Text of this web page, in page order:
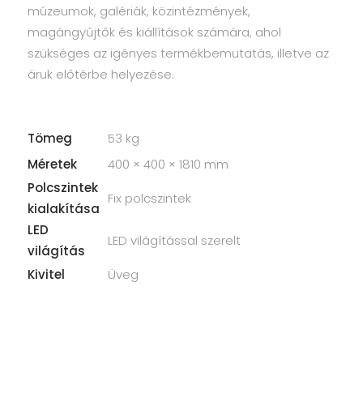
múzeumok, galériák, közintézmények,
magángyűjtők és kiállítások számára, ahol
szükséges az igényes termékbemutatás, illetve az
áruk előtérbe helyezése.
Tömeg
53 kg
Méretek
400 × 400 × 1810 mm
Polcszintek
kialakítása
Fix polcszintek
LED
világítás
LED világítással szerelt
Kivitel
Üveg